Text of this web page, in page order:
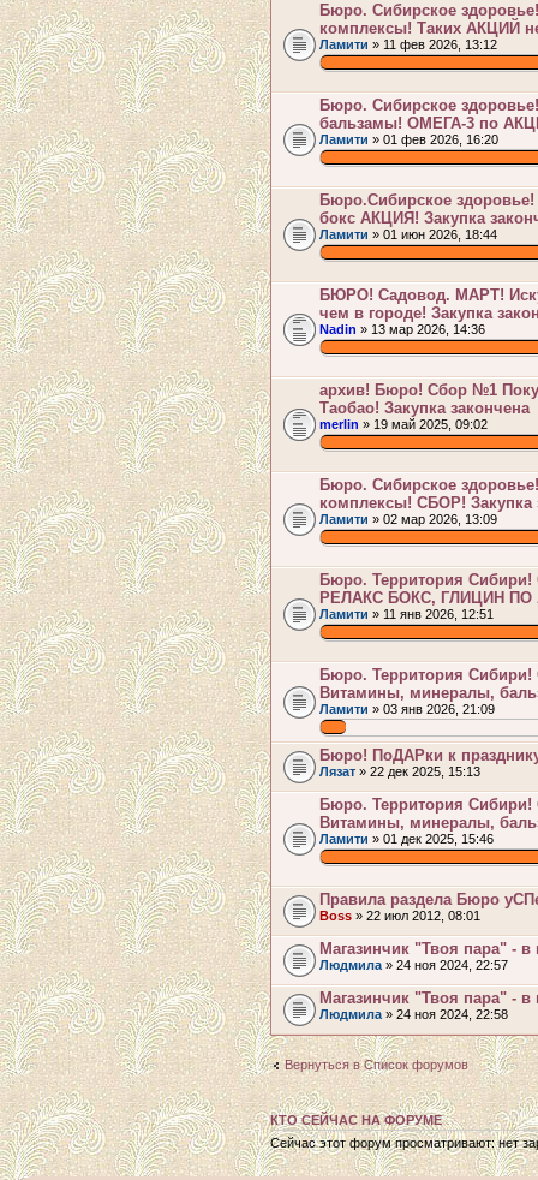
Бюро. Сибирское
комплексы! Таких АКЦИЙ
Ламити » 11 фев 2026, 13:12
.
Бюро. Сибирское
бальзамы! ОМЕГА-3 по
Ламити » 01 фев 2026, 16:20
.
Бюро.Сибирское
бокс АКЦИЯ! Закупка
Ламити » 01 июн 2026, 18:44
.
БЮРО! Садовод. МАРТ!
чем в городе! Закупка
Nadin » 13 мар 2026, 14:36
.
архив! Бюро! Сбор №1
Таобао! Закупка закончена
merlin » 19 май 2025, 09:02
.
Бюро. Сибирское
комплексы! СБОР! Закупка
Ламити » 02 мар 2026, 13:09
.
Бюро. Территория Сибири!
РЕЛАКС БОКС, ГЛИЦИН ПО
Ламити » 11 янв 2026, 12:51
.
Бюро. Территория Сибири!
Витамины, минералы,
Ламити » 03 янв 2026, 21:09
.
Бюро! ПоДАРки к
Лязат » 22 дек 2025, 15:13
Бюро. Территория Сибири!
Витамины, минералы,
Ламити » 01 дек 2025, 15:46
.
Правила раздела Бюро
Boss » 22 июл 2012, 08:01
Магазинчик "Твоя пара" -
Людмила » 24 ноя 2024, 22:57
Магазинчик "Твоя пара" -
Людмила » 24 ноя 2024, 22:58
Вернуться в Список форумов
КТО СЕЙЧАС НА ФОРУМЕ
Сейчас этот форум просматривают: нет